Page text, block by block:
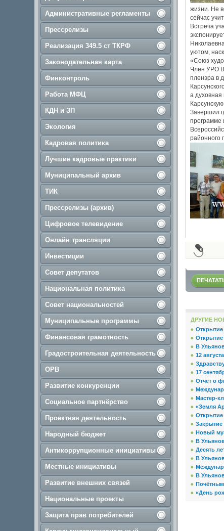
Административные регламенты
Прессрелизы
Реализация 349.5 ст ТКРФ
Законодательная карта
Финконтроль
Работа МФЦ
КДН и ЗП
Экология
Кадровая политика
Лучшие кадровые практики
Муниципальный архив
ТИК
Прессрелизы (архив)
Цифровое телевидение
Онлайн трансляции
Инвестиции
Совет депутатов
Национальная политика
Совет национальностей
Муниципальные программы
Финансовая грамотность
Градостроительная деятельность
ОРВ
Развитие конкуренции
Социальное партнёрство
Проектная деятельность
Народный бюджет
Антикоррупционные инициативы
Местные инициативы
Развитие внешних связей
Национальные проекты
Защита прав потребителей
жизни. Не
сейчас
Встреча
уютом,
«Союз
Член УРО
пленэра в
а
Завершил
программе
районного
ДРУГИЕ
Открытие
В
12
17
Отчёт о
Мастер-
«Земля
Закрытие
Новый
В
Десять
В
В
«День